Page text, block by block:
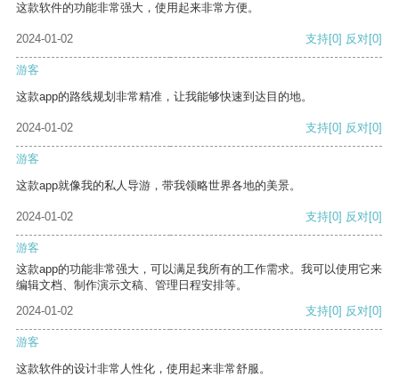
这款软件的功能非常强大，使用起来非常方便。
2024-01-02 支持[0] 反对[0]
游客
这款app的路线规划非常精准，让我能够快速到达目的地。
2024-01-02 支持[0] 反对[0]
游客
这款app就像我的私人导游，带我领略世界各地的美景。
2024-01-02 支持[0] 反对[0]
游客
这款app的功能非常强大，可以满足我所有的工作需求。我可以使用它来
编辑文档、制作演示文稿、管理日程安排等。
2024-01-02
支持[0] 反对[0]
游客
这款软件的设计非常人性化，使用起来非常舒服。